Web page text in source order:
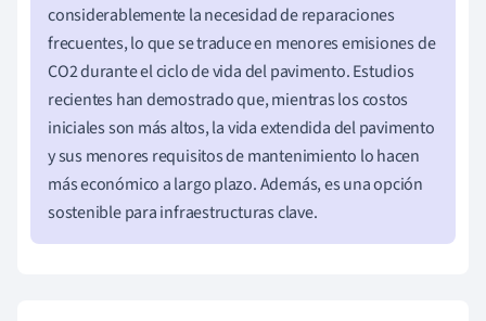
considerablemente la necesidad de reparaciones
frecuentes, lo que se traduce en menores emisiones de
CO2 durante el ciclo de vida del pavimento. Estudios
recientes han demostrado que, mientras los costos
iniciales son más altos, la vida extendida del pavimento
y sus menores requisitos de mantenimiento lo hacen
más económico a largo plazo. Además, es una opción
sostenible para infraestructuras clave.